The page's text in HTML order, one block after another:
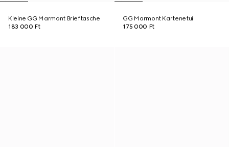
Kleine GG Marmont Brieftasche
183 000 Ft
GG Marmont Kartenetui
175 000 Ft